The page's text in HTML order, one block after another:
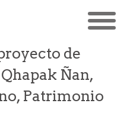
de
Ñan,
Patrimonio